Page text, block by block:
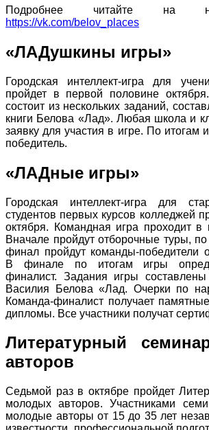
Подробнее читайте на
https://vk.com/belov_places
«ЛАДушкины игры»
Городская интеллект-игра для
пройдет в первой половине
состоит из нескольких заданий,
книги Белова «Лад». Любая школа и
заявку для участия в игре. По итогам
победитель.
«ЛАДные игры»
Городская интеллект-игра для
студентов первых курсов колледжей
октября. Командная игра проходит в
Вначале пройдут отборочные туры,
финал пройдут команды-победители
В финале по итогам игры
финалист. Задания игры
Василия Белова «Лад. Очерки по
Команда-финалист получает
дипломы. Все участники получат
Литературный
авторов
Седьмой раз в октябре пройдет
молодых авторов. Участниками
молодые авторы от 15 до 35 лет